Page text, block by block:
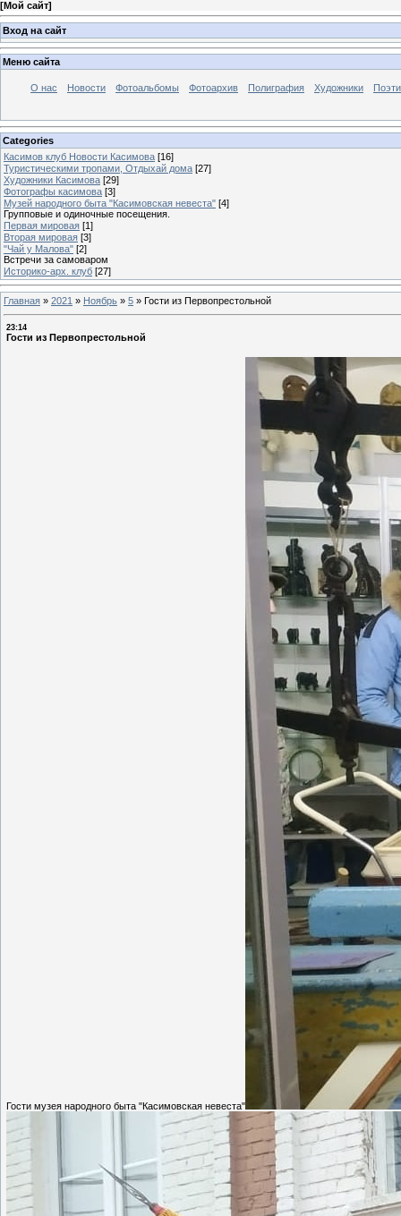
[Мой сайт]
Вход на сайт
Меню сайта
О нас Новости Фотоальбомы Фотоархив Полиграфия Художники
Categories
Касимов клуб Новости Касимова [16]
Туристическими тропами, Отдыхай дома [27]
Художники Касимова [29]
Фотографы касимова [3]
Музей народного быта "Касимовская невеста" [4]
Групповые и одиночные посещения.
Первая мировая [1]
Вторая мировая [3]
"Чай у Малова" [2]
Встречи за самоваром
Историко-арх. клуб [27]
Главная » 2021 » Ноябрь » 5 » Гости из Первопрестольной
23:14
Гости из Первопрестольной
Гости музея народного быта "Касимовская невеста"